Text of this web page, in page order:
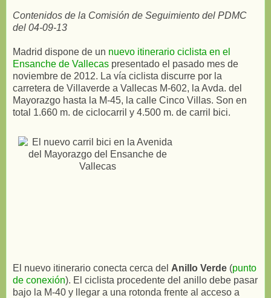
Contenidos de la Comisión de Seguimiento del PDMC
del 04-09-13
Madrid dispone de un nuevo itinerario ciclista en el
Ensanche de Vallecas presentado el pasado mes de
noviembre de 2012. La vía ciclista discurre por la
carretera de Villaverde a Vallecas M-602, la Avda. del
Mayorazgo hasta la M-45, la calle Cinco Villas. Son en
total 1.660 m. de ciclocarril y 4.500 m. de carril bici.
El nuevo itinerario conecta cerca del Anillo Verde (punto
de conexión). El ciclista procedente del anillo debe pasar
bajo la M-40 y llegar a una rotonda frente al acceso a